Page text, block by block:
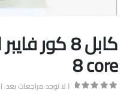
8 core
( لا توجد مراجعات بعد. )